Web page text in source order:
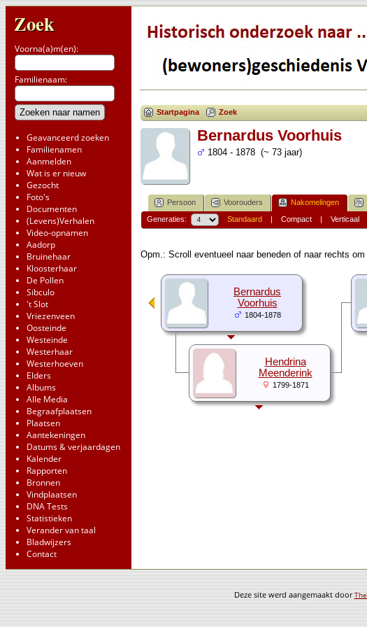
Zoek
Voorna(a)m(en):
Familienaam:
Geavanceerd zoeken
Familienamen
Aanmelden
Wat is er nieuw
Gezocht
Foto's
Documenten
(Levens)Verhalen
Video-opnamen
Aadorp
Bruinehaar
Kloosterhaar
De Pollen
Sibculo
't Slot
Vriezenveen
Oosteinde
Westeinde
Westerhaar
Westerhoeven
Elders
Albums
Alle Media
Begraafplaatsen
Plaatsen
Aantekeningen
Datums & verjaardagen
Kalender
Rapporten
Bronnen
Vindplaatsen
DNA Tests
Statistieken
Verander van taal
Bladwijzers
Contact
Startpagina Zoek
Bernardus Voorhuis
1804 - 1878 (~ 73 jaar)
Persoon Voorouders Nakomelingen
Generaties: Standaard| Compact| Verticaal
Opm.: Scroll eventueel naar beneden of naar rechts
Bernardus
Voorhuis
1804-1878
Hendrina
Meenderink
1799-1871
Deze site werd aangemaakt door